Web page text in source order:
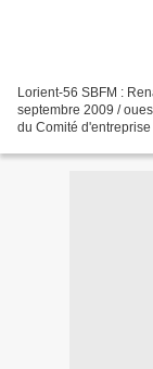
Lorient-56 SBFM :
septembre 2009 /
du Comité